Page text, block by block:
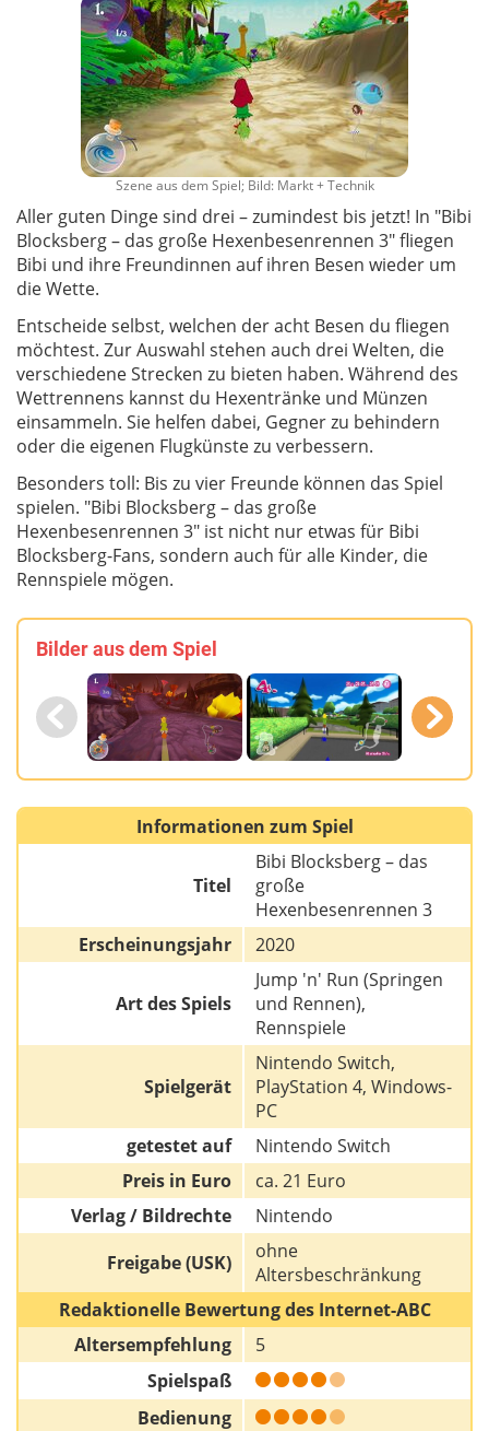
Szene aus dem Spiel; Bild: Markt + Technik
Aller guten Dinge sind drei – zumindest bis jetzt! In "Bibi
Blocksberg – das große Hexenbesenrennen 3" fliegen
Bibi und ihre Freundinnen auf ihren Besen wieder um
die Wette.
Entscheide selbst, welchen der acht Besen du fliegen
möchtest. Zur Auswahl stehen auch drei Welten, die
verschiedene Strecken zu bieten haben. Während des
Wettrennens kannst du Hexentränke und Münzen
einsammeln. Sie helfen dabei, Gegner zu behindern
oder die eigenen Flugkünste zu verbessern.
Besonders toll: Bis zu vier Freunde können das Spiel
spielen. "Bibi Blocksberg – das große
Hexenbesenrennen 3" ist nicht nur etwas für Bibi
Blocksberg-Fans, sondern auch für alle Kinder, die
Rennspiele mögen.
Bilder aus dem Spiel
Informationen zum Spiel
Titel
Bibi Blocksberg – das
große
Hexenbesenrennen 3
Erscheinungsjahr
2020
Art des Spiels
Jump 'n' Run (Springen
und Rennen),
Rennspiele
Spielgerät
Nintendo Switch,
PlayStation 4, Windows-
PC
getestet auf
Nintendo Switch
Preis in Euro
ca. 21 Euro
Verlag / Bildrechte
Nintendo
Freigabe (USK)
ohne
Altersbeschränkung
Redaktionelle Bewertung des Internet-ABC
Altersempfehlung
5
Spielspaß
Bedienung